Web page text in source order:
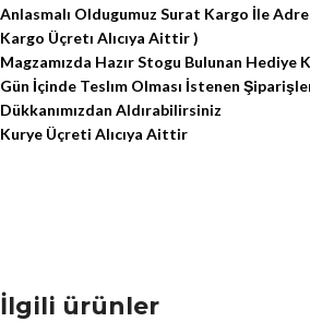
Anlasmalı Oldugumuz Surat Kargo İle
Kargo Üçretı Alıcıya Aittir )
Magzamızda Hazır Stogu Bulunan Hediye
Gün İçinde Teslım Olması İstenen
Dükkanımızdan Aldırabilirsiniz
Kurye Üçreti Alıcıya Aittir
İlgili ürünler